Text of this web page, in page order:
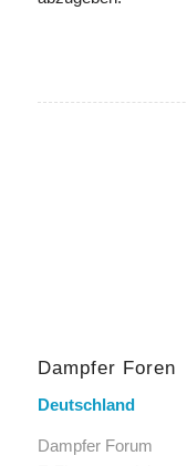
Dampfer Foren
Deutschland
Dampfer Forum